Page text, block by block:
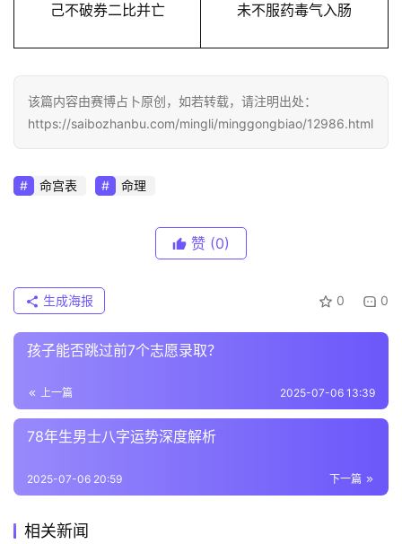
己不破券二比并亡 未不服药毒气入肠
该篇内容由赛博占卜原创，如若转载，请注明出处：
https://saibozhanbu.com/mingli/minggongbiao/12986.html
命宫表 命理
赞 (0)
0 0
生成海报
孩子能否跳过前7个志愿录取？
上一篇 2025-07-06 13:39
78年生男士八字运势深度解析
下一篇
2025-07-06 20:59
相关新闻